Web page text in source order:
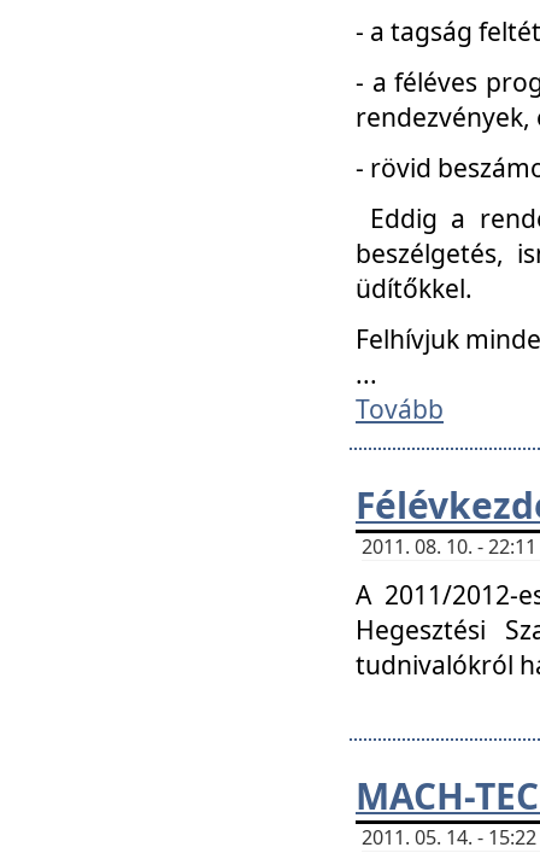
- a tagság
- a féléves
- rövid
Eddig a
beszélgetés,
üdítőkkel.
Felhívjuk
...
Tovább
2011. 08. 10. -
A 2011/2012-
Hegesztési
tudnivalókról
MACH-
2011. 05. 14. -